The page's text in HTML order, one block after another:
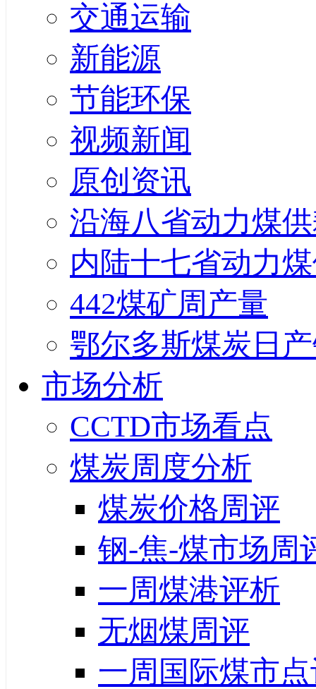
交通运输
新能源
节能环保
视频新闻
原创资讯
沿海八省动力煤
内陆十七省动力
442煤矿周产量
鄂尔多斯煤炭日
市场分析
CCTD市场看点
煤炭周度分析
煤炭价格周评
钢-焦-煤市场周
一周煤港评析
无烟煤周评
一周国际煤市